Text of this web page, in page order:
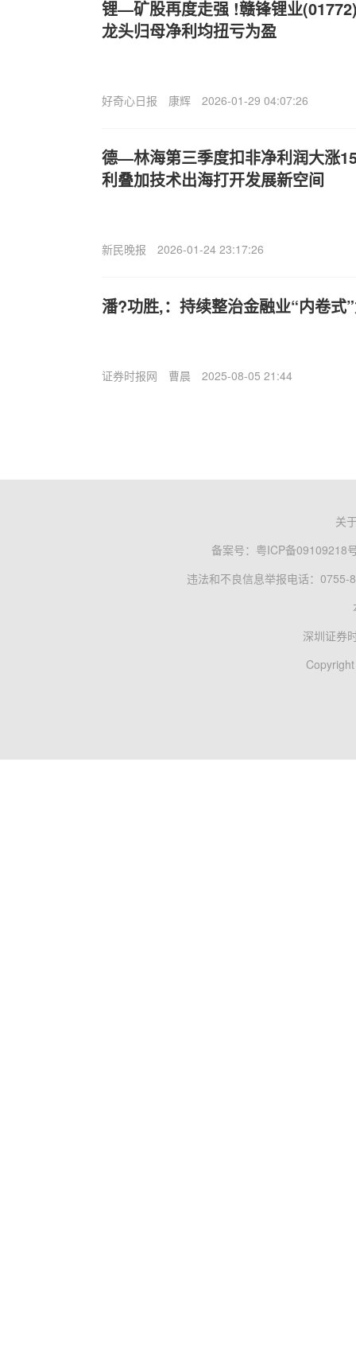
锂—矿股再度走强 !赣锋锂业
龙头归母净利均扭亏为盈
好奇心日报 康辉 2026-01-29 04:07:26
德—林海第三季度扣非净利润大涨
利叠加技术出海打开发展新空间
新民晚报 2026-01-24 23:17:26
潘?功胜,：持续整治金融业“内卷式
证券时报网 曹晨 2025-08-05 21:44
关
备案号： 粤ICP备09109218
违法和不良信息举报电话：0755-
深圳证券